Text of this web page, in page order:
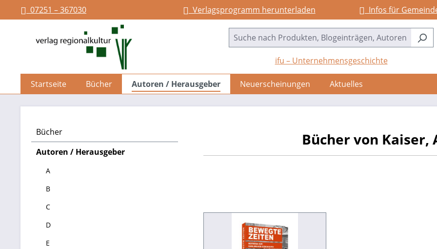
Zur Hauptnavigation springen
07251 – 367030 Verlagsprogramm herunterladen Infos für
ifu – Unternehmensgeschichte
Startseite Bücher Autoren / Herausgeber Neuerscheinungen Aktuelles
Bücher
Autoren / Herausgeber
A
B
C
D
E
Bücher von Kaiser,